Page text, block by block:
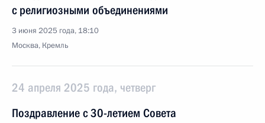
с религиозными объединениями
3 июня 2025 года, 18:10
Москва, Кремль
24 апреля 2025 года, четверг
Поздравление с 30-летием Совета